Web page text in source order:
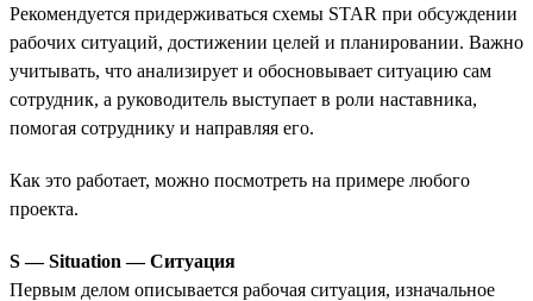
Рекомендуется придерживаться схемы STAR при обсуждении
рабочих ситуаций, достижении целей и планировании. Важно
учитывать, что анализирует и обосновывает ситуацию сам
сотрудник, а руководитель выступает в роли наставника,
помогая сотруднику и направляя его.
Как это работает, можно посмотреть на примере любого
проекта.
S — Situation — Ситуация
Первым делом описывается рабочая ситуация, изначальное